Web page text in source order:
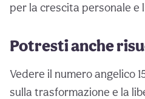
per la crescita personale e
Potresti anche
Vedere il numero angelico
sulla trasformazione e la